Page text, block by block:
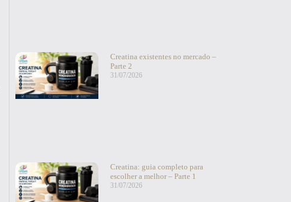
Creatina existentes no mercado –
Parte 2
31/07/2026
Creatina: guia completo para
escolher a melhor – Parte 1
31/07/2026